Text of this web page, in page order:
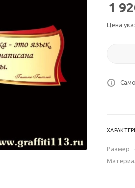
1
Цена
Размер